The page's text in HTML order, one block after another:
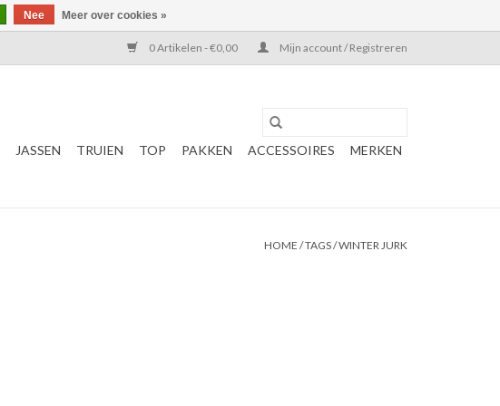
0 Artikelen - €0,00 Mijn account / Registreren
JASSEN TRUIEN TOP PAKKEN ACCESSOIRES MERKEN
HOME /TAGS/WINTER JURK
Nee Meer over cookies »